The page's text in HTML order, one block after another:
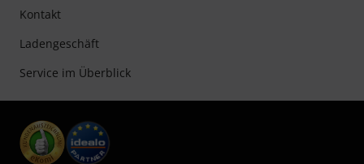
Kontakt
Ladengeschäft
Service im Überblick